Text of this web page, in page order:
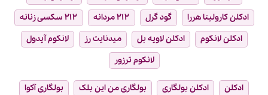
ادکلن کارولینا هررا
گود گرل ۲۱۲ مردانه
۲۱۲ سکسی زنانه
ادکلن لانکوم
ادکلن لاویه بل میدنایت رز
لانکوم آیدول
لانکوم ترزور
ادکلن ادکلن بولگاری بولگاری من این بلک
بولگاری آکوا